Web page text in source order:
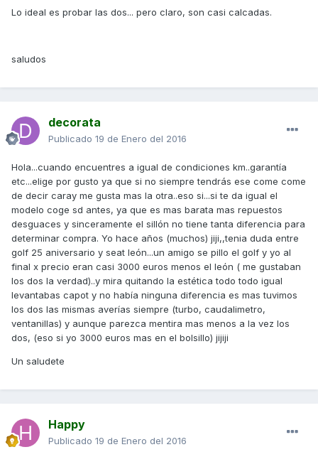
Lo ideal es probar las dos... pero claro, son casi calcadas.
saludos
decorata
Publicado 19 de Enero del 2016
Hola...cuando encuentres a igual de condiciones km..garantía
etc...elige por gusto ya que si no siempre tendrás ese come come
de decir caray me gusta mas la otra..eso si...si te da igual el
modelo coge sd antes, ya que es mas barata mas repuestos
desguaces y sinceramente el sillón no tiene tanta diferencia para
determinar compra. Yo hace años (muchos) jiji,,tenia duda entre
golf 25 aniversario y seat león...un amigo se pillo el golf y yo al
final x precio eran casi 3000 euros menos el león ( me gustaban
los dos la verdad)..y mira quitando la estética todo todo igual
levantabas capot y no había ninguna diferencia es mas tuvimos
los dos las mismas averías siempre (turbo, caudalimetro,
ventanillas) y aunque parezca mentira mas menos a la vez los
dos, (eso si yo 3000 euros mas en el bolsillo) jijiji
Un saludete
Happy
Publicado 19 de Enero del 2016